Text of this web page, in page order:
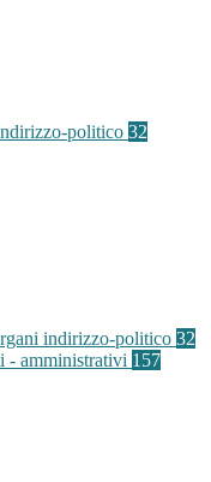
politico 32
indirizzo-politico 32
- amministrativi 157